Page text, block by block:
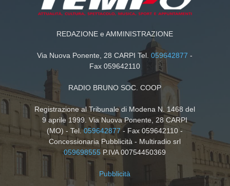
REDAZIONE e AMMINISTRAZIONE
Via Nuova Ponente, 28 CARPI Tel.059642877 -
Fax 059642110
RADIO BRUNO SOC. COOP
Registrazione al Tribunale di Modena N. 1468 del
9 aprile 1999. Via Nuova Ponente, 28 CARPI
(MO) - Tel.059642877- Fax 059642110 -
Concessionaria Pubblicità - Multiradio srl
059698555 P.IVA 00754450369
Pubblicità